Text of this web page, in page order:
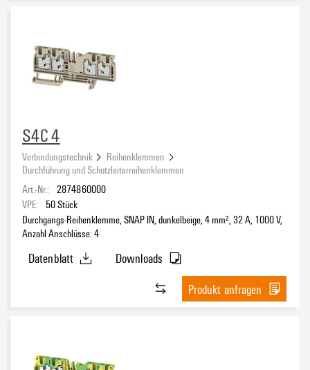
S4C 4
Verbindungstechnik
Reihenklemmen
Durchführung und Schutzleiterreihenklemmen
Art.-Nr.: 2874860000
VPE:
50Stück
Durchgangs-Reihenklemme, SNAP IN, dunkelbeige, 4 mm², 32 A, 1000 V,
Anzahl Anschlüsse: 4
Datenblatt
Downloads
Produkt anfragen